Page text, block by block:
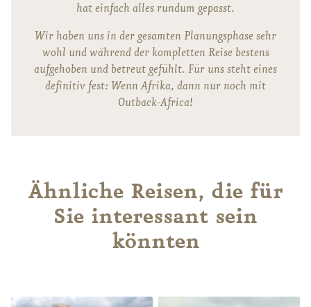
hat einfach alles rundum gepasst.
Wir haben uns in der gesamten Planungsphase sehr
wohl und während der kompletten Reise bestens
aufgehoben und betreut gefühlt. Für uns steht eines
definitiv fest: Wenn Afrika, dann nur noch mit
Outback-Africa!
Ähnliche Reisen, die für
Sie interessant sein
könnten